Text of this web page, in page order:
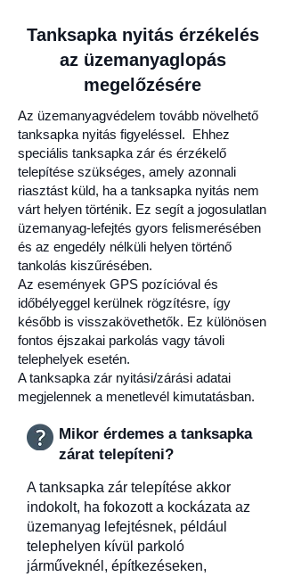
Tanksapka nyitás érzékelés
az üzemanyaglopás
megelőzésére
Az üzemanyagvédelem tovább növelhető
tanksapka nyitás figyeléssel. Ehhez
speciális tanksapka zár és érzékelő
telepítése szükséges, amely azonnali
riasztást küld, ha a tanksapka nyitás nem
várt helyen történik. Ez segít a jogosulatlan
üzemanyag-lefejtés gyors felismerésében
és az engedély nélküli helyen történő
tankolás kiszűrésében.
Az események GPS pozícióval és
időbélyeggel kerülnek rögzítésre, így
később is visszakövethetők. Ez különösen
fontos éjszakai parkolás vagy távoli
telephelyek esetén.
A tanksapka zár nyitási/zárási adatai
megjelennek a menetlevél kimutatásban.
Mikor érdemes a tanksapka
zárat telepíteni?
A tanksapka zár telepítése akkor
indokolt, ha fokozott a kockázata az
üzemanyag lefejtésnek, például
telephelyen kívül parkoló
járműveknél, építkezéseken,